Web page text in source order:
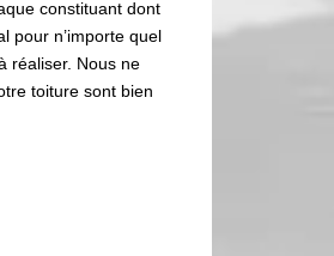
constituant dont
pour n’importe quel
réaliser. Nous ne
toiture sont bien